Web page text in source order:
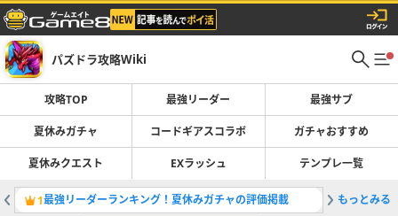
パズドラ攻略Wiki
攻略TOP 最強リーダー 最強サブ
夏休みガチャ コードギアスコラボ ガチャおすすめ
夏休みクエスト EXラッシュ テンプレ一覧
1最強リーダーランキング！夏休みガチャの評価掲載 2夏休み
もっとみる